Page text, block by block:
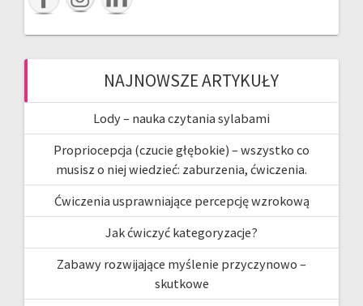
NAJNOWSZE ARTYKUŁY
Lody – nauka czytania sylabami
Propriocepcja (czucie głębokie) – wszystko co
musisz o niej wiedzieć: zaburzenia, ćwiczenia.
Ćwiczenia usprawniające percepcję wzrokową
Jak ćwiczyć kategoryzacje?
Zabawy rozwijające myślenie przyczynowo –
skutkowe